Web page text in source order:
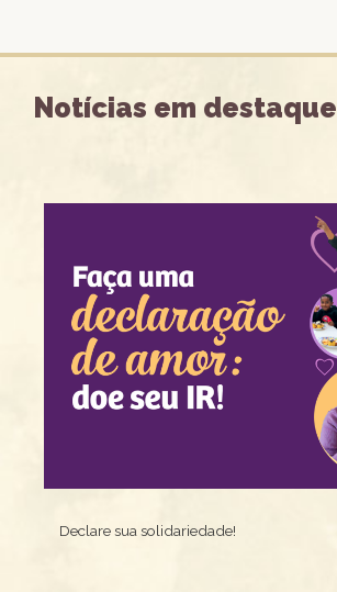
Notícias em destaque
Declare sua solidariedade!